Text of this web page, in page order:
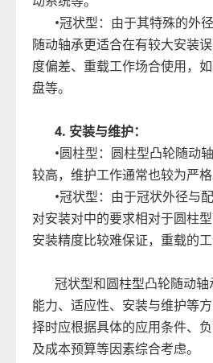
•冠状型：由于其特殊的外
随动轴承更适合在有较大安装
度偏差、 重载工作场合使用，
盘等。
4. 安装与维护：
•圆柱型：圆柱型凸轮随动
较高，维护工作通常也较为严格
•冠状型：由于冠状外径与
对安装对中的要求相对于圆柱
安装精度比较难保证，重载的工
冠状型和圆柱型凸轮随动轴
能力、适应性、安装与维护等
择时应根据具体的应用条件、
及成本预算等因素综合考虑。